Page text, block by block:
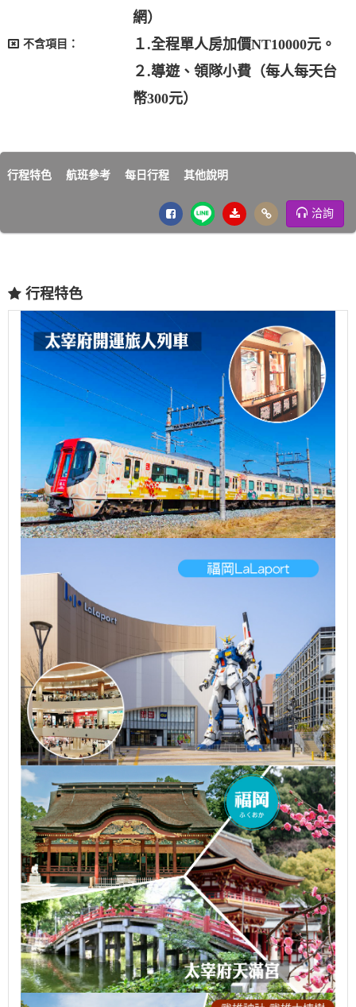
網）
不含項目：
１.全程單人房加價NT10000元。
２.導遊、領隊小費（每人每天台
幣300元）
行程特色 航班參考 每日行程 其他說明
洽詢
行程特色